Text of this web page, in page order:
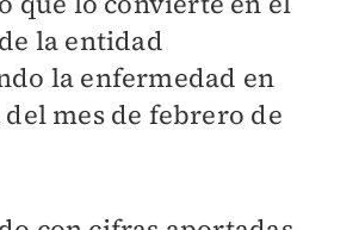
la entidad
la enfermedad en
mes de febrero de